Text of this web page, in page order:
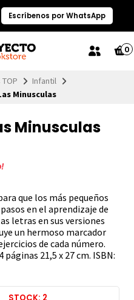
Escríbenos por WhatsApp
0
Infantil
Minusculas
Minusculas
que los más pequeños
en el aprendizaje de
letras en sus versiones
un hermoso marcador
de cada número.
21,5 x 27 cm. ISBN: